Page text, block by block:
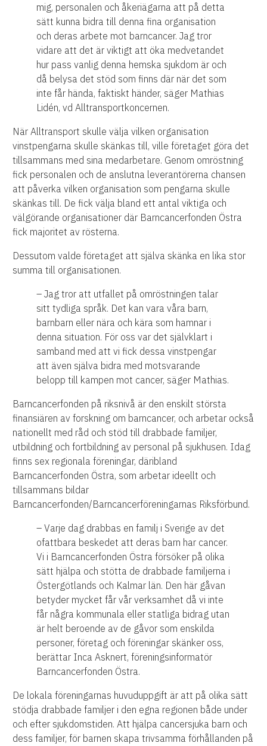
mig, personalen och åkeriägarna att på detta
sätt kunna bidra till denna fina organisation
och deras arbete mot barncancer. Jag tror
vidare att det är viktigt att öka medvetandet
hur pass vanlig denna hemska sjukdom är och
då belysa det stöd som finns där när det som
inte får hända, faktiskt händer, säger Mathias
Lidén, vd Alltransportkoncernen.
När Alltransport skulle välja vilken organisation
vinstpengarna skulle skänkas till, ville företaget göra det
tillsammans med sina medarbetare. Genom omröstning
fick personalen och de anslutna leverantörerna chansen
att påverka vilken organisation som pengarna skulle
skänkas till. De fick välja bland ett antal viktiga och
välgörande organisationer där Barncancerfonden Östra
fick majoritet av rösterna.
Dessutom valde företaget att själva skänka en lika stor
summa till organisationen.
– Jag tror att utfallet på omröstningen talar
sitt tydliga språk. Det kan vara våra barn,
barnbarn eller nära och kära som hamnar i
denna situation. För oss var det självklart i
samband med att vi fick dessa vinstpengar
att även själva bidra med motsvarande
belopp till kampen mot cancer, säger Mathias.
Barncancerfonden på riksnivå är den enskilt största
finansiären av forskning om barncancer, och arbetar också
nationellt med råd och stöd till drabbade familjer,
utbildning och fortbildning av personal på sjukhusen. Idag
finns sex regionala föreningar, däribland
Barncancerfonden Östra, som arbetar ideellt och
tillsammans bildar
Barncancerfonden/Barncancerföreningarnas Riksförbund.
– Varje dag drabbas en familj i Sverige av det
ofattbara beskedet att deras barn har cancer.
Vi i Barncancerfonden Östra försöker på olika
sätt hjälpa och stötta de drabbade familjerna i
Östergötlands och Kalmar län. Den här gåvan
betyder mycket får vår verksamhet då vi inte
får några kommunala eller statliga bidrag utan
är helt beroende av de gåvor som enskilda
personer, företag och föreningar skänker oss,
berättar Inca Asknert, föreningsinformatör
Barncancerfonden Östra.
De lokala föreningarnas huvuduppgift är att på olika sätt
stödja drabbade familjer i den egna regionen både under
och efter sjukdomstiden. Att hjälpa cancersjuka barn och
dess familjer, för barnen skapa trivsamma förhållanden på